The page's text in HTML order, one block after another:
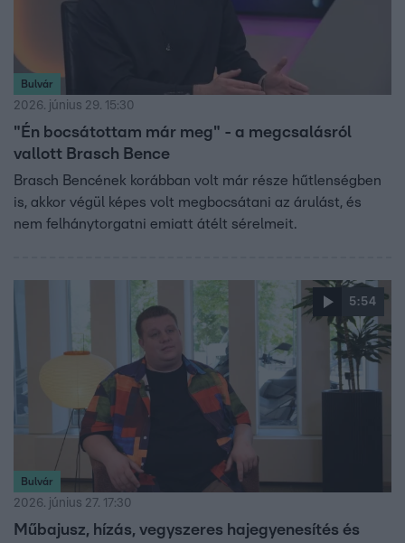
Bulvár
2026. június 29. 15:30
"Én bocsátottam már meg" - a megcsalásról
vallott Brasch Bence
Brasch Bencének korábban volt már része hűtlenségben
is, akkor végül képes volt megbocsátani az árulást, és
nem felhánytorgatni emiatt átélt sérelmeit.
5:54
Bulvár
2026. június 27. 17:30
Műbajusz, hízás, vegyszeres hajegyenesítés és